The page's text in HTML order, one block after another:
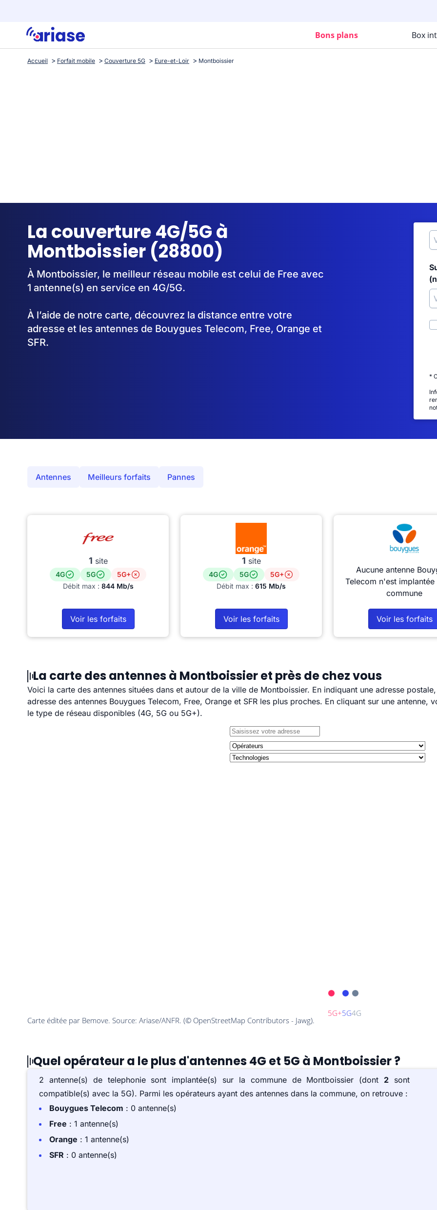
Bons plans Box
Accueil Forfait mobile Couverture 5G Eure-et-Loir Montboissier
La couverture 4G/5G à
Montboissier (28800)
À Montboissier, le meilleur réseau mobile est celui de Free avec
1 antenne(s) en service en 4G/5G.
À l’aide de notre carte, découvrez la distance entre votre
adresse et les antennes de Bouygues Telecom, Free, Orange et
SFR.
*
Antennes Meilleurs forfaits Pannes
1 site
4G 5G
5G+
Débit max : 844 Mb/s
Voir les forfaits
1 site
4G 5G
5G+
Débit max : 615 Mb/s
Voir les forfaits
Aucune antenne
Telecom n'est implantée
commune
Voir les forfaits
La carte des antennes à Montboissier et près de chez vous
Voici la carte des antennes situées dans et autour de la ville de Montboissier. En indiquant une adresse
adresse des antennes Bouygues Telecom, Free, Orange et SFR les plus proches. En cliquant sur une
le type de réseau disponibles (4G, 5G ou 5G+).
Quel opérateur a le plus d'antennes 4G et 5G à Montboissier ?
2 antenne(s) de telephonie sont implantée(s) sur la commune de Montboissier (dont 2 sont
compatible(s) avec la 5G). Parmi les opérateurs ayant des antennes dans la commune, on retrouve :
Bouygues Telecom : 0 antenne(s)
Free : 1 antenne(s)
Orange : 1 antenne(s)
SFR : 0 antenne(s)